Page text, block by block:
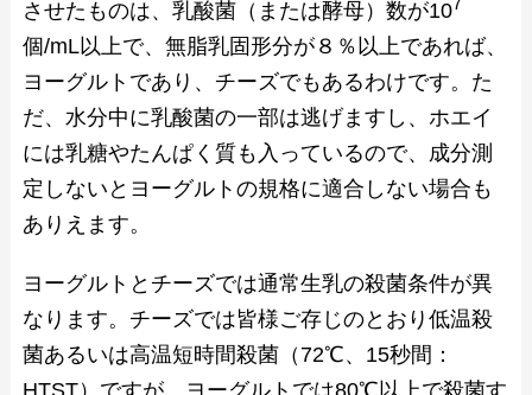
させたものは、乳酸菌（または酵母）数が10
個/mL以上で、無脂乳固形分が８％以上であれば、
ヨーグルトであり、チーズでもあるわけです。た
だ、水分中に乳酸菌の一部は逃げますし、ホエイ
には乳糖やたんぱく質も入っているので、成分測
定しないとヨーグルトの規格に適合しない場合も
ありえます。
ヨーグルトとチーズでは通常生乳の殺菌条件が異
なります。チーズでは皆様ご存じのとおり低温殺
菌あるいは高温短時間殺菌（72℃、15秒間：
HTST）ですが、ヨーグルトでは80℃以上で殺菌す